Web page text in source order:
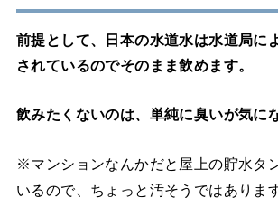
前提として、日本の水道水は水道局に
されているのでそのまま飲めます。
飲みたくないのは、単純に臭いが気に
※マンションなんかだと屋上の貯水タ
いるので、ちょっと汚そうではありま